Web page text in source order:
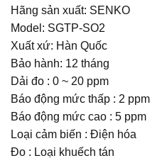
Hãng sản xuất: SENKO
Model: SGTP-SO2
Xuất xứ: Hàn Quốc
Bảo hành: 12 tháng
Dải đo : 0 ~ 20 ppm
Báo động mức thấp : 2 ppm
Báo động mức cao : 5 ppm
Loại cảm biến : Điện hóa
Đo : Loại khuếch tán